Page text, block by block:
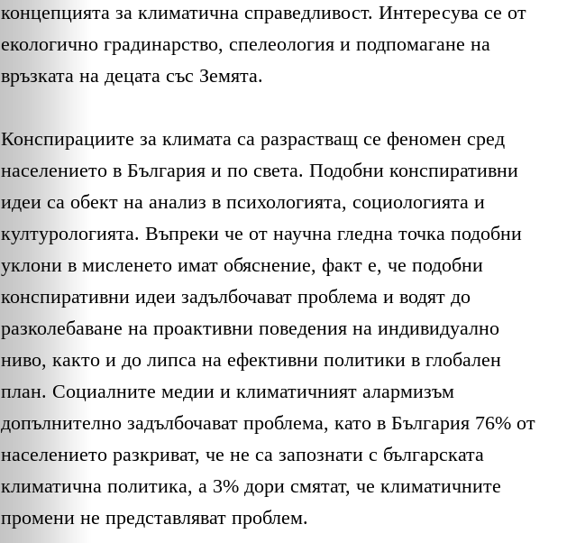
концепцията за климатична справедливост. Интересува се от
екологично градинарство, спелеология и подпомагане на
връзката на децата със Земята.
Конспирациите за климата са разрастващ се феномен сред
населението в България и по света. Подобни конспиративни
идеи са обект на анализ в психологията, социологията и
културологията. Въпреки че от научна гледна точка подобни
уклони в мисленето имат обяснение, факт е, че подобни
конспиративни идеи задълбочават проблема и водят до
разколебаване на проактивни поведения на индивидуално
ниво, както и до липса на ефективни политики в глобален
план. Социалните медии и климатичният алармизъм
допълнително задълбочават проблема, като в България 76% от
населението разкриват, че не са запознати с българската
климатична политика, а 3% дори смятат, че климатичните
промени не представляват проблем.